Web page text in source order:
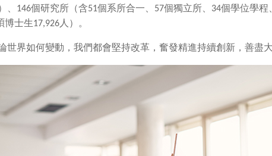
、 146個研究所（含51個系所合一、 57個獨立所、 34個學位學程
博士生17,926人）。
世界如何變動，我們都會堅持改革，奮發精進持續創新，善盡